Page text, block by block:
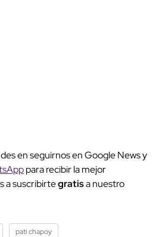
en seguirnos en Google News y
para recibir la mejor
a suscribirtegratisa nuestro
pati chapoy